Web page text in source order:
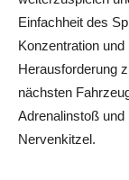
Einfachheit des
Konzentration
Herausforderung
nächsten
Adrenalinstoß
Nervenkitzel.